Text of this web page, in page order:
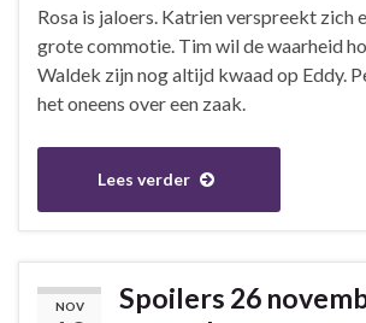
Rosa is jaloers. Katrien verspreekt zich
grote commotie. Tim wil de waarheid
Waldek zijn nog altijd kwaad op Eddy.
het oneens over een zaak.
Lees verder
NOV
Spoilers 26